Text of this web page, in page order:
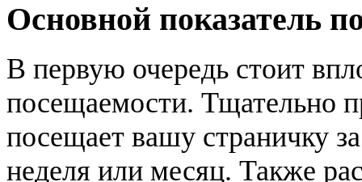
Основной показатель
В первую очередь стоит
посещаемости. Тщательно
посещает вашу страничку
неделя или месяц. Также